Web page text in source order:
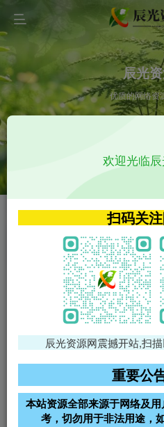
辰光
优质的网络资
VIP特权介绍
VIP特权介绍
火
VIP特权介绍
免费领支付宝红包
阿里云2核2G200M服务器68元/
年
欢迎光临
扫码关
辰光资源网震撼开站,扫
重要公
本站资源全部来源于网络及
考，切勿用于非法用途，